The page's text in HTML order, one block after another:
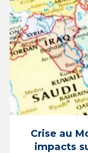
Crise au
impacts